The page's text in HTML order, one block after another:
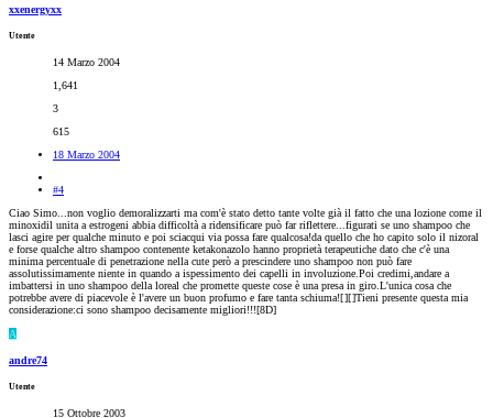
xxenergyxx
Utente
14 Marzo 2004
1,641
3
615
18 Marzo 2004
#4
Ciao Simo...non voglio demoralizzarti ma com'è stato detto tante volte già il fatto che una lozione come il
minoxidil unita a estrogeni abbia difficoltà a ridensificare può far riflettere...figurati se uno shampoo che
lasci agire per qualche minuto e poi sciacqui via possa fare qualcosa!da quello che ho capito solo il nizoral
e forse qualche altro shampoo contenente ketakonazolo hanno proprietà terapeutiche dato che c'è una
minima percentuale di penetrazione nella cute però a prescindere uno shampoo non può fare
assolutissimamente niente in quando a ispessimento dei capelli in involuzione.Poi credimi,andare a
imbattersi in uno shampoo della loreal che promette queste cose è una presa in giro.L'unica cosa che
potrebbe avere di piacevole è l'avere un buon profumo e fare tanta schiuma![][]Tieni presente questa mia
considerazione:ci sono shampoo decisamente migliori!!![8D]
A
andre74
Utente
15 Ottobre 2003